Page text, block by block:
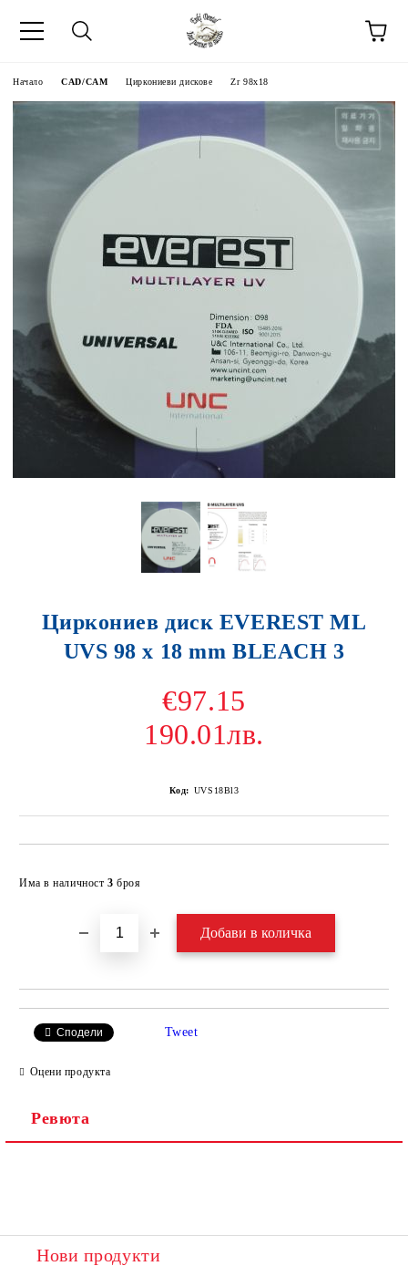
Начало CAD/CAM Циркониеви дискове Zr 98x18
Циркониев диск EVEREST ML
UVS 98 x 18 mm BLEACH 3
€97.15
190.01лв.
Код: UVS18Bl3
Има в наличност 3 броя
Сподели Tweet
Оцени продукта
Ревюта
Нови продукти